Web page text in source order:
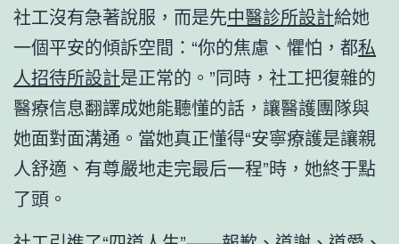
社工沒有急著說服，而是先中醫診所設計給她
一個平安的傾訴空間：“你的焦慮、懼怕，都私
人招待所設計是正常的。”同時，社工把復雜的
醫療信息翻譯成她能聽懂的話，讓醫護團隊與
她面對面溝通。當她真正懂得“安寧療護是讓親
人舒適、有尊嚴地走完最后一程”時，她終于點
了頭。